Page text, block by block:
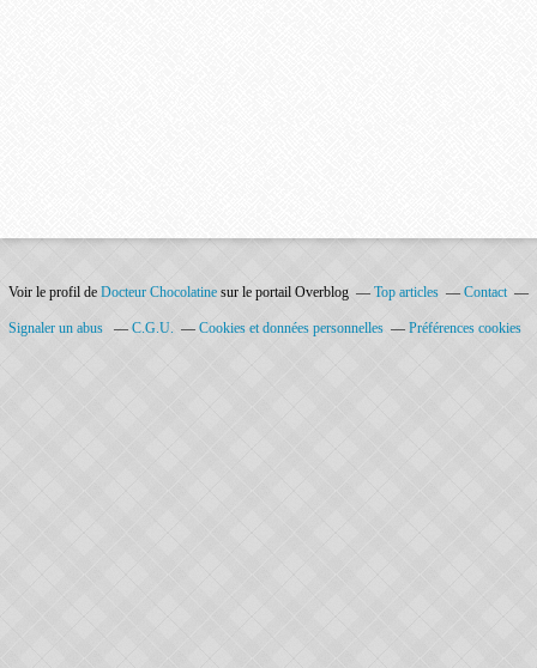
Voir le profil de Docteur Chocolatine sur le portail Overblog Top articles Contact
Signaler un abus C.G.U. Cookies et données personnelles Préférences cookies